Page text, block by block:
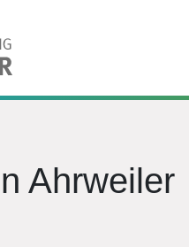
Ahrweiler